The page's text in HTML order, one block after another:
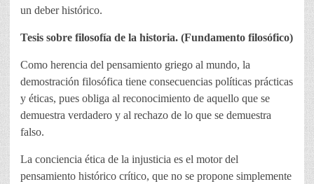
un deber histórico.
Tesis sobre filosofía de la historia. (Fundamento filosófico)
Como herencia del pensamiento griego al mundo, la
demostración filosófica tiene consecuencias políticas prácticas
y éticas, pues obliga al reconocimiento de aquello que se
demuestra verdadero y al rechazo de lo que se demuestra
falso.
La conciencia ética de la injusticia es el motor del
pensamiento histórico crítico, que no se propone simplemente